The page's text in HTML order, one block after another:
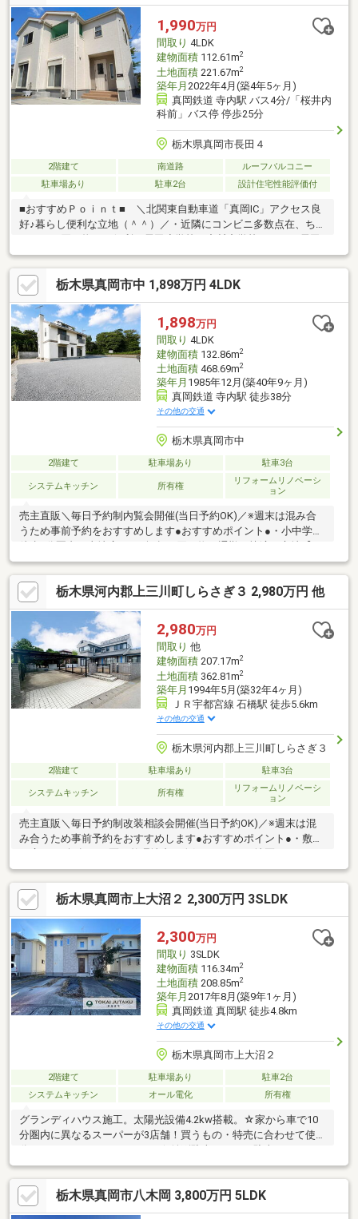
1,990万円
間取り 4LDK
建物面積112.61m2
土地面積221.67m2
築年月 2022年4月(築4年5ヶ月)
真岡鉄道 寺内駅 バス4分/「桜井内
科前」バス停 停歩25分
栃木県真岡市長田４
2階建て 南道路
ルーフバルコニー
駐車場あり
駐車2台 設計住宅性能評価付
■おすすめＰｏｉｎｔ■ ＼北関東自動車道「真岡IC」アクセス良
好♪暮らし便利な立地（＾＾）／・近隣にコンビニ多数点在、ちょ
公園徒歩11分、ヤマダ電機徒歩４分・平成４年築 住宅性能表示
で最高等級を取得の安心の住まい・一建設施工 ３５年保証シス
テムあり・玄関から洗面台へ一直線、手洗して部屋着に着替えそ
のまま洗濯籠へ・16帖LDKに続き間4.5帖の和室・２階ホールと主
寝室の２か所からインナーバルコニーへ出入り可能内覧予約受付
中（＾＾）お気軽にお問い合わせください♪
栃木県真岡市中 1,898万円 4LDK
1,898万円
間取り 4LDK
建物面積132.86m2
土地面積468.69m2
築年月 1985年12月(築40年9ヶ月)
真岡鉄道 寺内駅 徒歩38分
その他の交通
栃木県真岡市中
2階建て 駐車場あり 駐車3台
システムキッチン 所有権
リフォームリノベーシ
ョン
売主直販＼毎日予約制内覧会開催(当日予約OK)／※週末は混み合
うため事前予約をおすすめします●おすすめポイント●・小中学校
フォーム内容】◯外壁・屋根塗装◯コーキング◯玄関ドア交換
◯防蟻工事（施工後5年間保証）◯クロス張替え◯キッチン・
風呂・洗面台・トイレ：新品交換◯床材一部貼り換え◯畳表替
え、襖・障子張替え◯バルコニー交換・補修◯雨どい交換・補
修 ◯ハウスクリーニング 他「お客様への３の約束」2年間保
証があるので安心！誠実敏速に対応いたします※価格には消費
税、リフォーム費用を含みます
栃木県河内郡上三川町しらさぎ３ 2,980万円 他
2,980万円
間取り 他
建物面積207.17m2
土地面積362.81m2
築年月 1994年5月(築32年4ヶ月)
ＪＲ宇都宮線 石橋駅 徒歩5.6km
その他の交通
栃木県河内郡上三川町しらさぎ３
2階建て 駐車場あり 駐車3台
システムキッチン 所有権
リフォームリノベーシ
ョン
売主直販＼毎日予約制改装相談会開催(当日予約OK)／※週末は混
み合うため事前予約をおすすめします●おすすめポイント●・敷地
階LDKは34.2帖！・2階にもキッチン、浴室等が付いている完全2
世帯住宅・駐車スペースは５台 すべてカーポートが付いていま
す！○リフォーム内容○・外壁洗浄・屋根塗装・コーキング・和室
壁塗装・バルコニーシート防水・壁天井クロス張替え・床CF上張
り・畳・襖・障子張替え・洗面台交換2カ所・ハウスクリーニン
グ・庭整備※価格には消費税、リフォーム費用を含みます
栃木県真岡市上大沼２ 2,300万円 3SLDK
2,300万円
間取り 3SLDK
建物面積116.34m2
土地面積208.85m2
築年月 2017年8月(築9年1ヶ月)
真岡鉄道 真岡駅 徒歩4.8km
その他の交通
栃木県真岡市上大沼２
2階建て 駐車場あり
駐車2台
システムキッチン
オール電化 所有権
グランディハウス施工。太陽光設備4.2kw搭載。☆家から車で10
分圏内に異なるスーパーが3店舗！買うもの・特売に合わせて使い
前面道路は幅が6ｍと運転が苦手な方でも安心です♪☆玄関から洗
面所にすぐ行ける嬉しい間取り！汚れを自室に持ち込まなくてす
みますね♪☆WIC等の大型収納ですっきり収納ができます♪広く快
適な空間を作れそうですね.。.:＊（＊＞▽＜）＊:.。.☆階段やトイ
栃木県真岡市八木岡 3,800万円 5LDK